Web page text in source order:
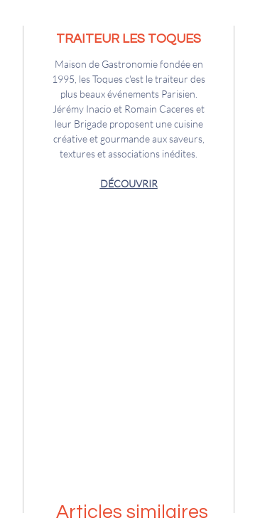
TRAITEUR LES TOQUES
Maison de Gastronomie fondée en
1995, les Toques c'est le traiteur des
plus beaux événements Parisien.
Jérémy Inacio et Romain Caceres et
leur Brigade proposent une cuisine
créative et gourmande aux saveurs,
textures et associations inédites.
DÉCOUVRIR
Articles similaires